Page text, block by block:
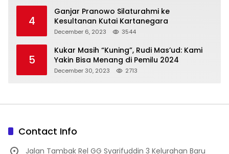
4
Ganjar Pranowo Silaturahmi ke
Kesultanan Kutai Kartanegara
December 6, 2023 3544
5
Kukar Masih “Kuning”, Rudi Mas’ud: Kami
Yakin Bisa Menang di Pemilu 2024
December 30, 2023 2713
Contact Info
Jalan Tambak Rel GG Syarifuddin 3 Kelurahan Baru